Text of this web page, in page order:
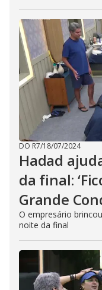
DO R7/18/07/2024
Hadad
da final:
Grande
O empresário
noite da final